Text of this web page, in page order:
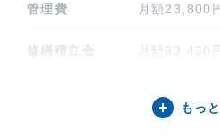
管理費 月額23,800
修繕積立金 月額33,430
をご参照く
もっ